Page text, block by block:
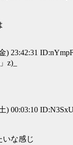
) 23:42:31
z)_
) 00:03:10
いな感じ